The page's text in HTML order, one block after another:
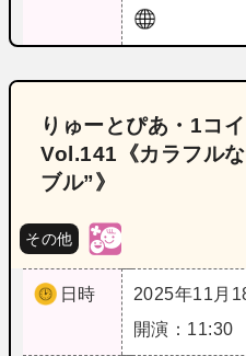
りゅーとぴあ・1コ
Vol.141《カラフル
ブル”》
その他
日時
2025年11月
開演：11:30